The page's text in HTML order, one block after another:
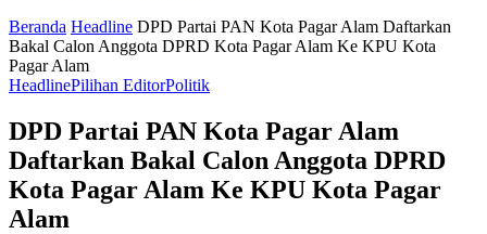
Beranda Headline DPD Partai PAN Kota Pagar Alam Daftarkan
Bakal Calon Anggota DPRD Kota Pagar Alam Ke KPU Kota
Pagar Alam
HeadlinePilihan EditorPolitik
DPD Partai PAN Kota Pagar Alam
Daftarkan Bakal Calon Anggota DPRD
Kota Pagar Alam Ke KPU Kota Pagar
Alam